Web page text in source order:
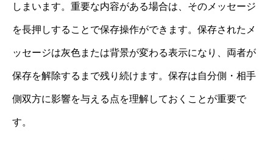
しまいます。重要な内容がある場合は、そのメッセージ
を長押しすることで保存操作ができます。保存されたメ
ッセージは灰色または背景が変わる表示になり、両者が
保存を解除するまで残り続けます。保存は自分側・相手
側双方に影響を与える点を理解しておくことが重要で
す。